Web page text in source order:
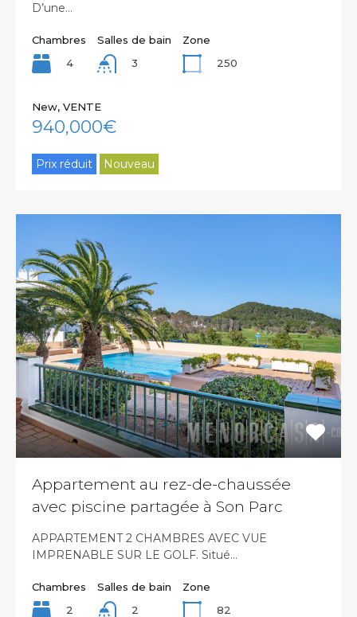
D’une…
Chambres
4
Salles de bain
3
Zone
250
New, VENTE
940,000€
Prix réduit Nouveau
Appartement au rez-de-chaussée
avec piscine partagée à Son Parc
APPARTEMENT 2 CHAMBRES AVEC VUE
IMPRENABLE SUR LE GOLF. Situé…
Chambres
2
Salles de bain
2
Zone
82